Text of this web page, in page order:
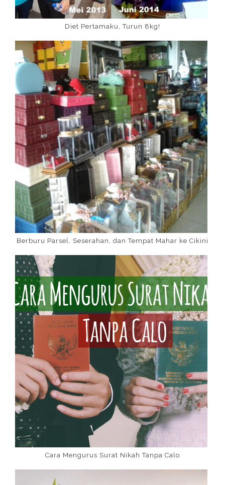
Diet Pertamaku, Turun 8kg!
Berburu Parsel, Seserahan, dan Tempat Mahar ke Cikini
Cara Mengurus Surat Nikah Tanpa Calo